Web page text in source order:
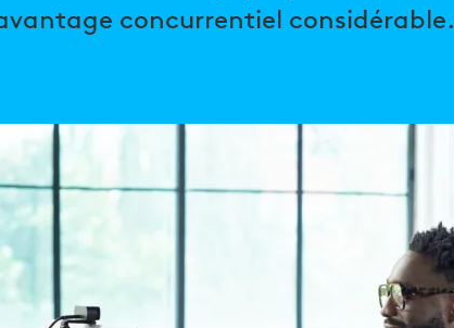
concurrentiel considérable.